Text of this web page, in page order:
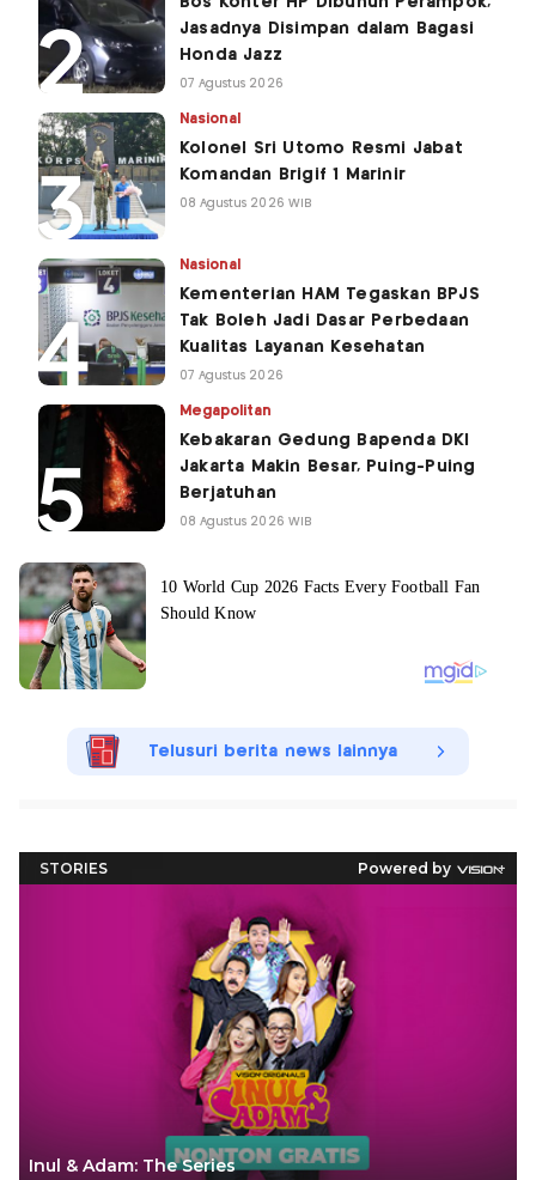
Jasadnya Disimpan dalam Bagasi
Honda Jazz
07 Agustus 2026
Nasional
Kolonel Sri Utomo Resmi Jabat
Komandan Brigif 1 Marinir
08 Agustus 2026 WIB
Nasional
Kementerian HAM Tegaskan BPJS
Tak Boleh Jadi Dasar Perbedaan
Kualitas Layanan Kesehatan
07 Agustus 2026
Megapolitan
Kebakaran Gedung Bapenda DKI
Jakarta Makin Besar, Puing-Puing
Berjatuhan
08 Agustus 2026 WIB
Telusuri berita news lainnya